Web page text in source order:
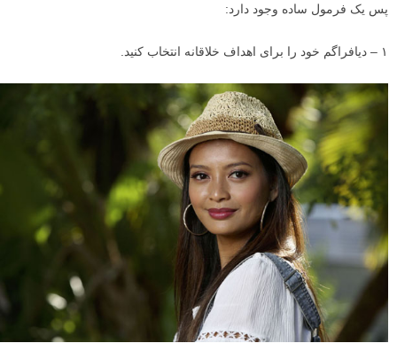
پس یک فرمول ساده وجود دارد:
۱ – دیافراگم خود را برای اهداف خلاقانه انتخاب کنید.